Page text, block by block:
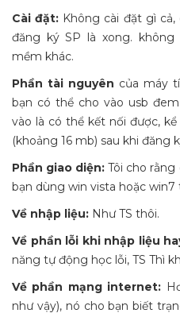
Cài đặt: Không cài đặt gì
đăng ký SP là xong.
mềm khác.
Phần tài nguyên của máy
bạn có thể cho vào usb
vào là có thể kết nối được,
(khoảng 16 mb) sau khi đăng
Phần giao diện: Tôi cho rằng
bạn dùng win vista hoặc win7
Về nhập liệu: Như TS thôi.
Về phần lỗi khi nhập liệu
năng tự động học lỗi, TS Thì
Về phần mạng internet:
như vậy), nó cho bạn biết